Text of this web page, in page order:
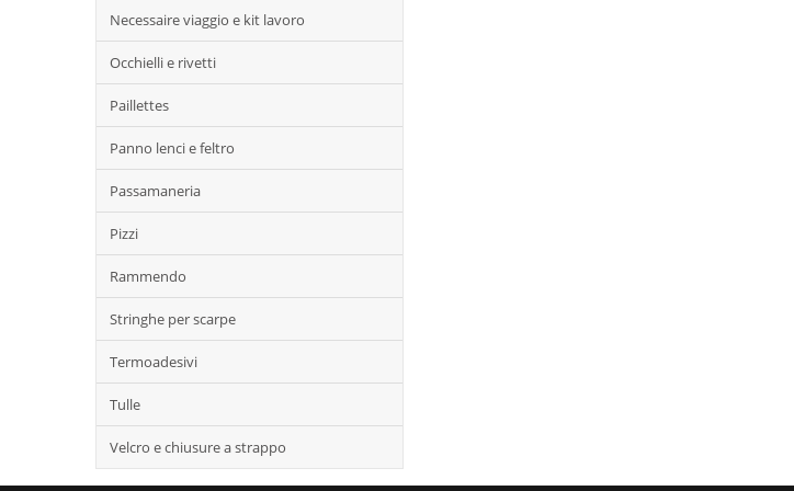
Necessaire viaggio e kit lavoro
Occhielli e rivetti
Paillettes
Panno lenci e feltro
Passamaneria
Pizzi
Rammendo
Stringhe per scarpe
Termoadesivi
Tulle
Velcro e chiusure a strappo